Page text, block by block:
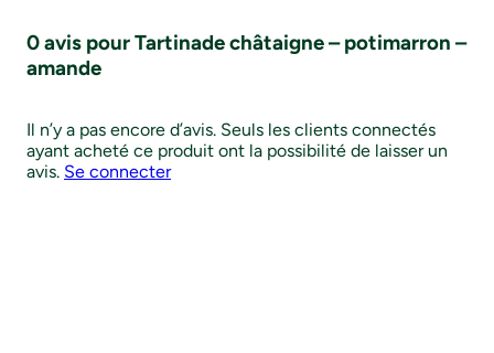
0 avis pour Tartinade châtaigne – potimarron –
amande
Il n’y a pas encore d’avis. Seuls les clients connectés
ayant acheté ce produit ont la possibilité de laisser un
avis. Se connecter